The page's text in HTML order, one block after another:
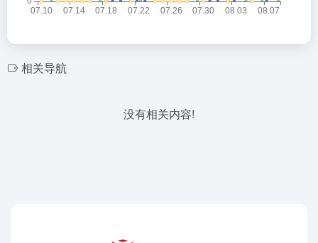
相关导航
没有相关内容!